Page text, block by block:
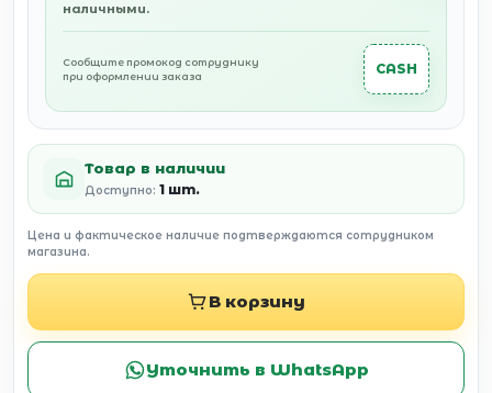
наличными.
Сообщите промокод сотруднику
при оформлении заказа
CASH
Товар в наличии
Доступно: 1 шт.
Цена и фактическое наличие подтверждаются сотрудником
магазина.
В корзину
Уточнить в WhatsApp